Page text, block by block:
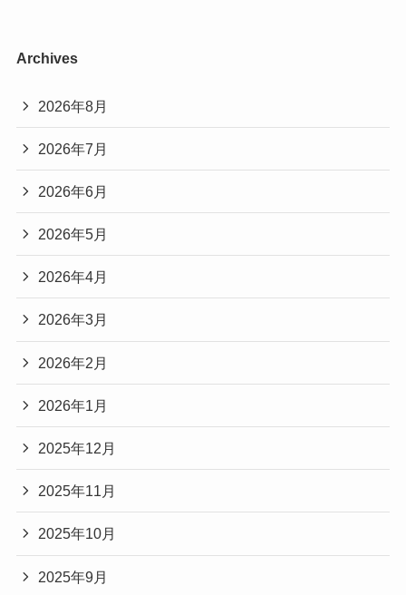
Archives
2026年8月
2026年7月
2026年6月
2026年5月
2026年4月
2026年3月
2026年2月
2026年1月
2025年12月
2025年11月
2025年10月
2025年9月